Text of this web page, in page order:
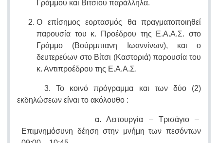
Γράμμου και Βιτσίου παράλληλα.
Ο επίσημος εορτασμός θα πραγματοποιηθεί
παρουσία του κ. Προέδρου της Ε.Α.Α.Σ. στο
Γράμμο (Βούρμπιανη Ιωαννίνων), και ο
δευτερεύων στο Βίτσι (Καστοριά) παρουσία του
κ. Αντιπροέδρου της Ε.Α.Α.Σ.
3. Το κοινό πρόγραμμα και των δύο (2)
εκδηλώσεων είναι το ακόλουθο :
α. Λειτουργία – Τρισάγιο –
Επιμνημόσυνη δέηση στην μνήμη των πεσόντων